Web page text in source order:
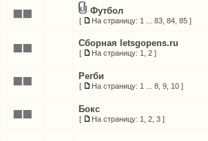
Футбол
[ На страницу: 1 ...83 ,84 ,85 ]
Сборная letsgopens.ru
[ На страницу: 1 ,2 ]
Регби
[ На страницу: 1 ...8 ,9 10 ]
Бокс
[ На страницу: 1 ,2 ,3 ]